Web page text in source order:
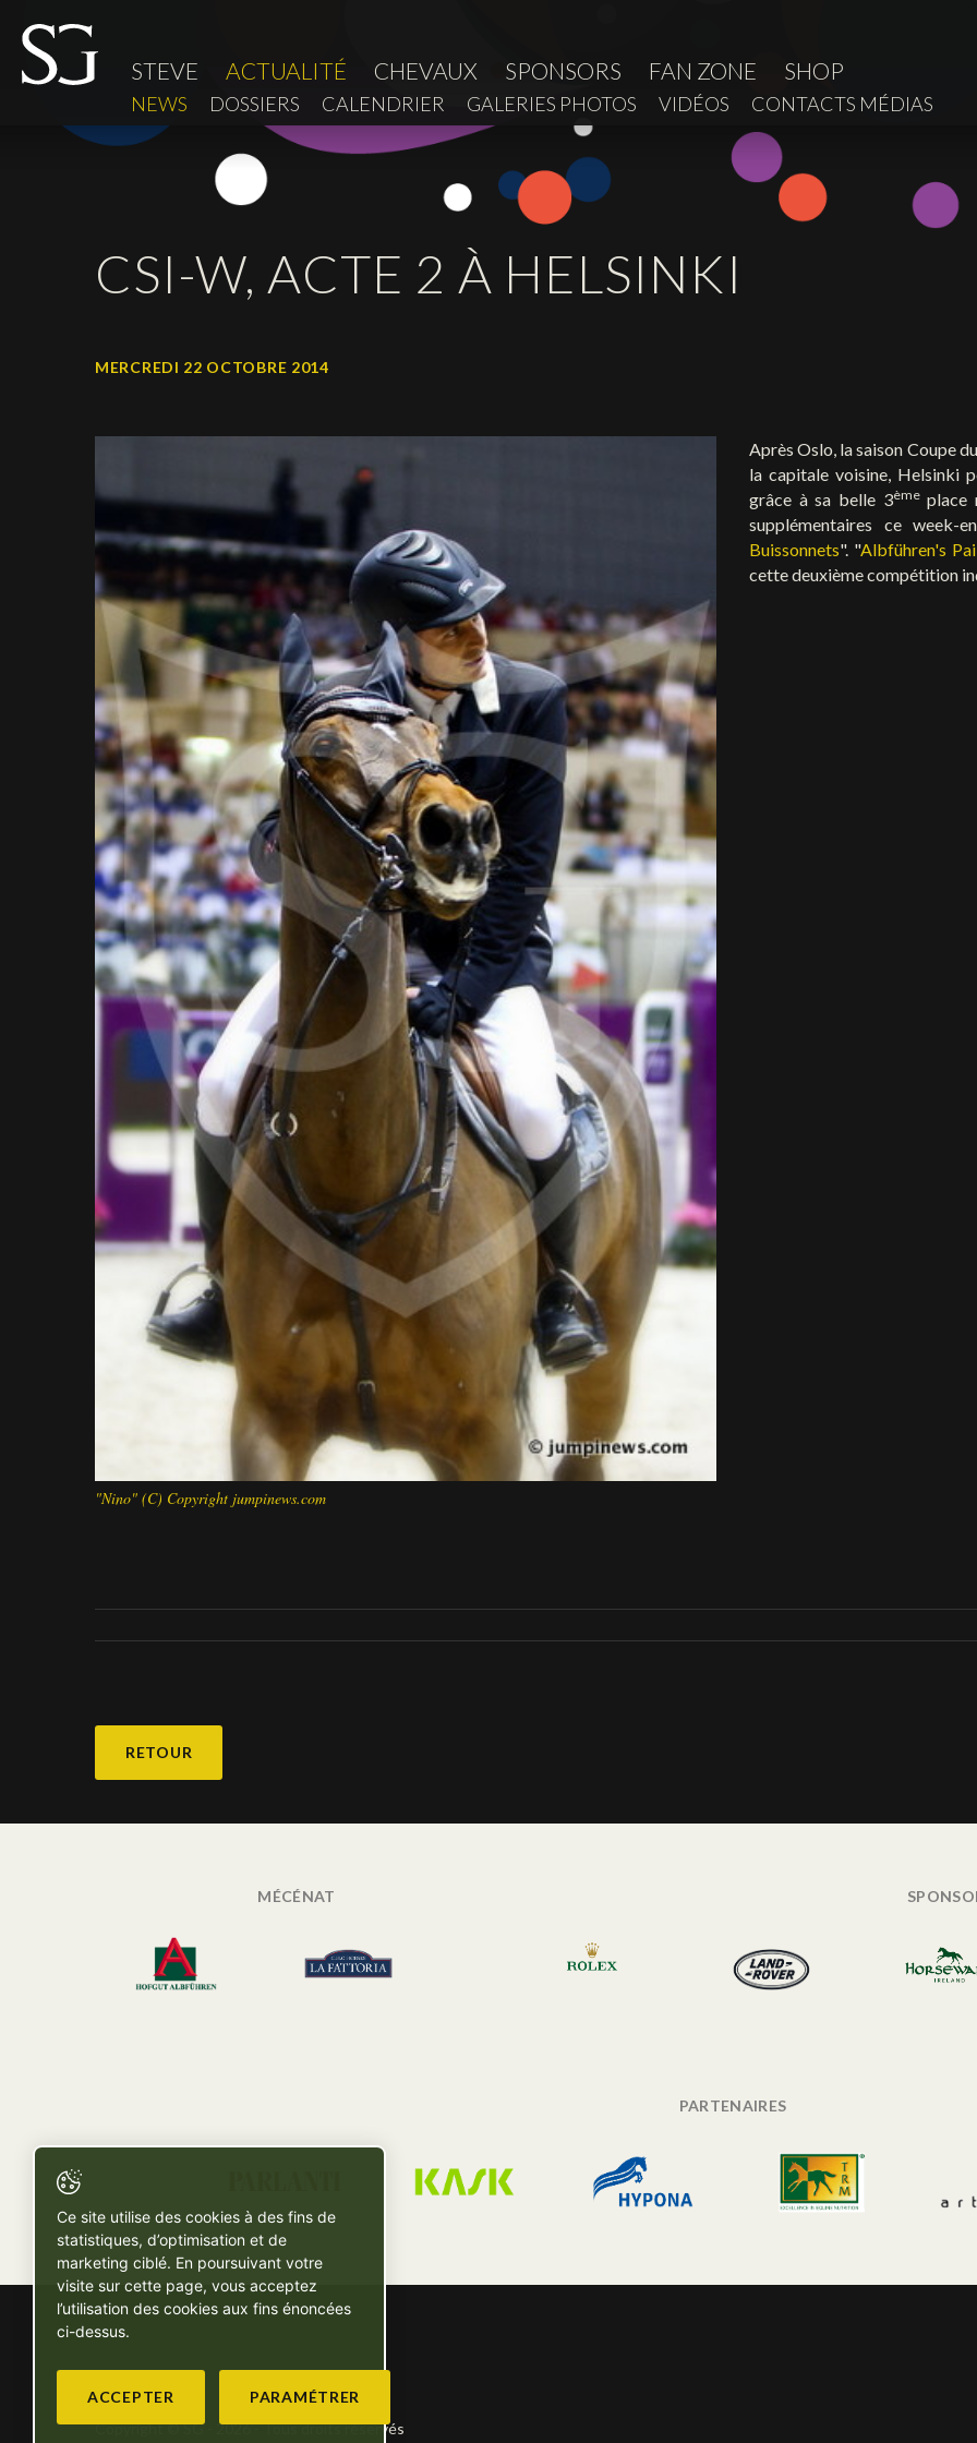
STEVE ACTUALITÉ CHEVAUX SPONSORS FAN ZONE SHOP
NEWS DOSSIERS CALENDRIER GALERIES PHOTOS VIDÉOS CONTACTS MÉDIAS
CSI-W, ACTE 2 À HELSINKI
MERCREDI 22 OCTOBRE 2014
"Nino" (C) Copyright jumpinews.com
Après Oslo, la saison Coupe
la capitale voisine, Helsinki
grâce à sa belle 3èmeplace
supplémentaires ce
Buissonnets". "Albführen's
cette deuxième compétition
RETOUR
MÉCÉNAT
PARTENAIRES
Copyright © SG - 2026 - Tous droits réservés
Ce site utilise des cookies à des fins de
statistiques, d’optimisation et de
marketing ciblé. En poursuivant votre
visite sur cette page, vous acceptez
l’utilisation des cookies aux fins énoncées
ci-dessus.
ACCEPTER PARAMÉTRER